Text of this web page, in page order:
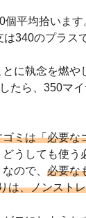
個平均拾いま
340のプラス
に執念を燃や
たら、350マ
ゴミは「必要な
どうしても使う
ので、 必要な
は、ノンスト